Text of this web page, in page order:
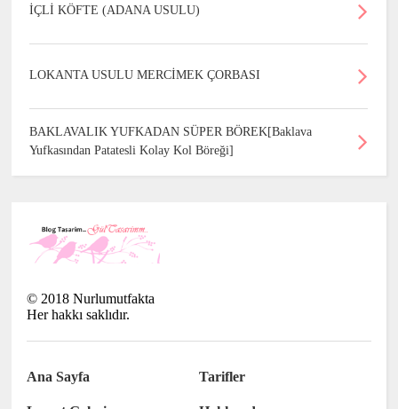
İÇLİ KÖFTE (ADANA USULU)
LOKANTA USULU MERCİMEK ÇORBASI
BAKLAVALIK YUFKADAN SÜPER BÖREK[Baklava
Yufkasından Patatesli Kolay Kol Böreği]
© 2018 Nurlumutfakta
Her hakkı saklıdır.
Ana Sayfa Tarifler